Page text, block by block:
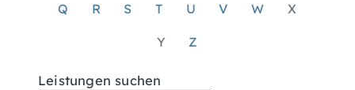
Q R S T U V W X
Y Z
Leistungen suchen